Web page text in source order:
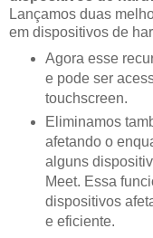
Lançamos duas
em dispositivos de
Agora esse
e pode ser
touchscreen.
Eliminamos
afetando o
alguns
Meet. Essa
dispositivos
e eficiente.